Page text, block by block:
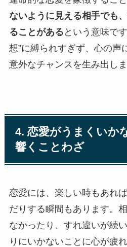
ないように見える相手でも
ることがある という意味で
想”に縛られすぎず、心の声
意外なチャンスを生み出しま
4. 恋愛がうまくいか
響くことわざ
恋愛には、楽しい時もあれ
だりする瞬間もあります。
なかったり、すれ違いが続
りにいかないことに心が疲